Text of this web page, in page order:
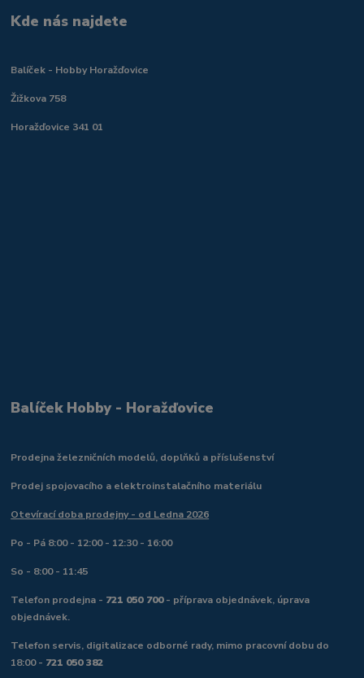
Kde nás najdete
Balíček - Hobby Horažďovice
Žižkova 758
Horažďovice 341 01
Balíček Hobby - Horažďovice
Prodejna železničních modelů, doplňků a příslušenství
Prodej spojovacího a elektroinstalačního materiálu
Otevírací doba prodejny - od Ledna 2026
Po - Pá 8:00 - 12:00 - 12:30 - 16:00
So - 8:00 - 11:45
Telefon prodejna - 721 050 700- příprava objednávek, úprava
objednávek.
Telefon servis, digitalizace odborné rady, mimo pracovní dobu do
18:00 - 721 050 382